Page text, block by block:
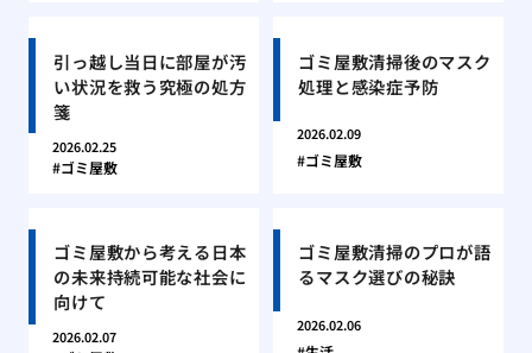
引っ越し当日に部屋が汚
い状況を救う究極の処方
箋
2026.02.25
ゴミ屋敷
ゴミ屋敷清掃後のマスク
処理と感染症予防
2026.02.09
ゴミ屋敷
ゴミ屋敷から考える日本
の未来持続可能な社会に
向けて
2026.02.07
ゴミ屋敷清掃のプロが語
るマスク選びの秘訣
2026.02.06